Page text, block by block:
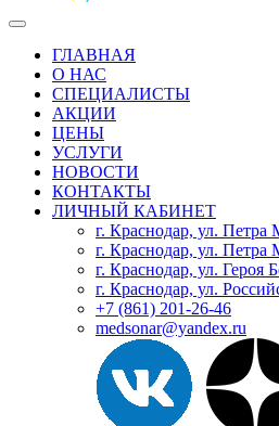
ГЛАВНАЯ
О НАС
СПЕЦИАЛИСТЫ
АКЦИИ
ЦЕНЫ
УСЛУГИ
НОВОСТИ
КОНТАКТЫ
ЛИЧНЫЙ КАБИНЕТ
г. Краснодар, ул. Петра
г. Краснодар, ул. Петра
г. Краснодар, ул. Героя
г. Краснодар, ул.
+7 (861) 201-26-46
medsonar@yandex.ru